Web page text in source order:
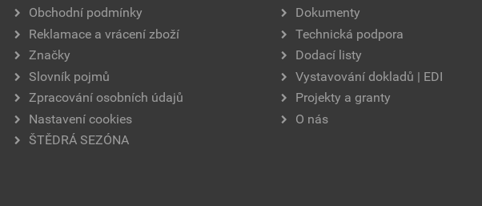
Obchodní podmínky
Reklamace a vrácení zboží
Značky
Slovník pojmů
Zpracování osobních údajů
Nastavení cookies
ŠTĚDRÁ SEZÓNA
Dokumenty
Technická podpora
Dodací listy
Vystavování dokladů | EDI
Projekty a granty
O nás